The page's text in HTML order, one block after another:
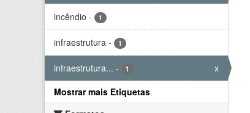
incêndio - 1
infraestrutura - 1
infraestrutura... - 1
x
Mostrar mais Etiquetas